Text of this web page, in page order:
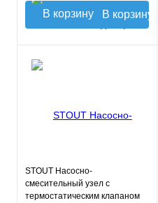
В корзину
STOUT Насосно-
смесительный узел с
термостатическим клапаном